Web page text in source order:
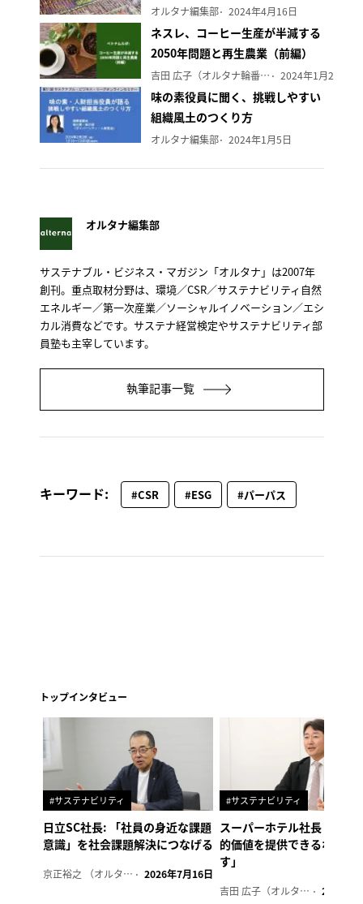
オルタナ編集部 2024年4月16日
ネスレ、コーヒー生産が半減する
2050年問題と再生農業（前編）
吉田 広子（オルタナ輪番編集長） 2024年1月29日
味の素役員に聞く、挑戦しやすい
組織風土のつくり方
オルタナ編集部 2024年1月5日
オルタナ編集部
サステナブル・ビジネス・マガジン「オルタナ」は2007年
創刊。重点取材分野は、環境／CSR／サステナビリティ自然
エネルギー／第一次産業／ソーシャルイノベーション／エシ
カル消費などです。サステナ経営検定やサステナビリティ部
員塾も主宰しています。
執筆記事一覧
キーワード: #CSR #ESG #パーパス
トップインタビュー
#サステナビリティ
日立SC社長: 「社員の身近な課題
意識」を社会課題解決につなげる
京正裕之 （オルタナ副編集長） 2026年7月16日
#サステナビリティ
スーパーホテル社長「地域
的価値を提供できるホテル
す」
吉田 広子（オルタナ輪番編集長） 2026年6